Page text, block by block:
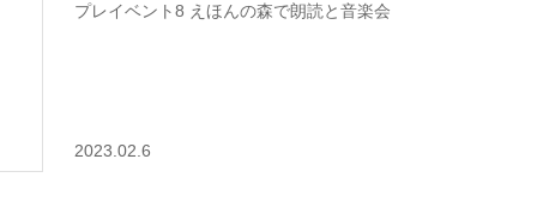
プレイベント8 えほんの森で朗読と音楽会
2023.02.6